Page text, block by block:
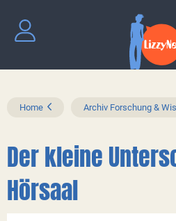
Home Archiv Forschung &
Der kleine
Hörsaal